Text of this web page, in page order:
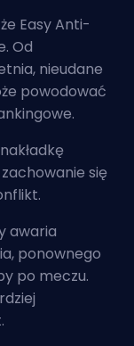
Easy Anti-
Od
nieudane
powodować
się
awaria
ponownego
po meczu.